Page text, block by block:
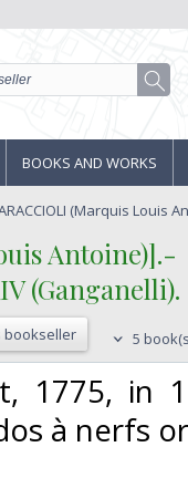
BOOKS AND WORKS
(Marquis Louis
Antoine)].-‎
(Ganganelli).‎
bookseller 5
1775, in
à nerfs